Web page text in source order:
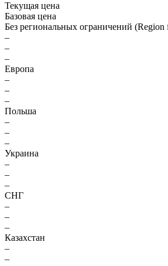
Текущая цена
Базовая цена
Без региональных ограничений (Region
–
–
–
Европа
–
–
–
Польша
–
–
–
Украина
–
–
–
СНГ
–
–
–
Казахстан
–
–